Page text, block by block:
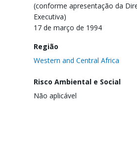
(conforme apresentação da
Executiva)
17 de março de 1994
Região
Western and Central Africa
Risco Ambiental e Social
Não aplicável